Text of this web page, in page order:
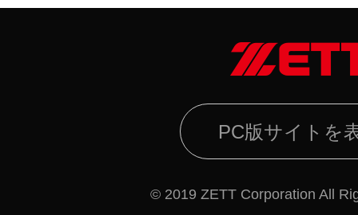
PC版サイトを
© 2019 ZETT Corporation All